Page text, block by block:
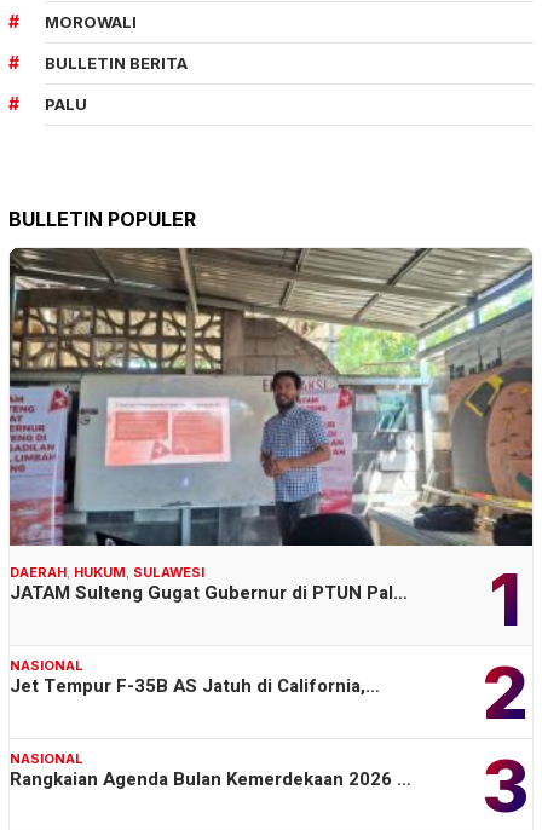
MOROWALI
BULLETIN BERITA
PALU
BULLETIN POPULER
1
DAERAH, HUKUM, SULAWESI
JATAM Sulteng Gugat Gubernur di PTUN Pal…
2
NASIONAL
Jet Tempur F-35B AS Jatuh di California,…
3
NASIONAL
Rangkaian Agenda Bulan Kemerdekaan 2026 …